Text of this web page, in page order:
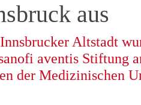
aus
Altstadt
aventis Stiftung
der Medizinischen